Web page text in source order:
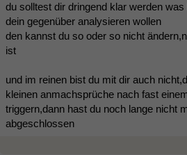
du solltest dir dringend klar werden
dein gegenüber analysieren wollen
den kannst du so oder so nicht
ist
und im reinen bist du mit dir auch
kleinen anmachsprüche nach fast
triggern,dann hast du noch lange nicht
abgeschlossen